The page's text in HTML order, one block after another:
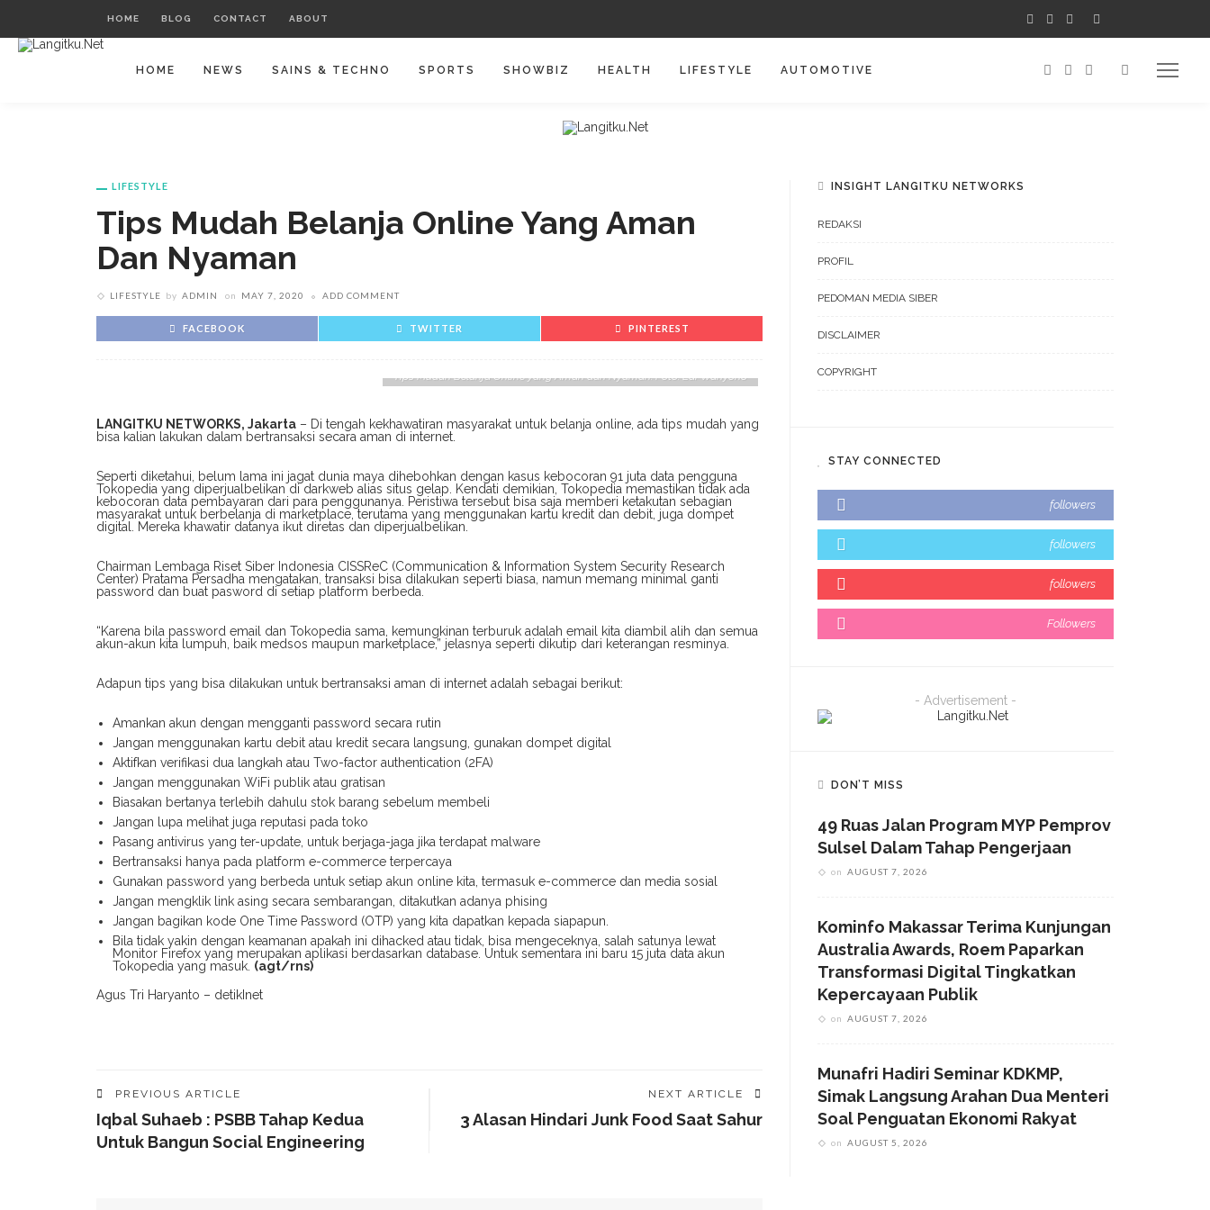
HOME BLOG CONTACT ABOUT
HOME NEWS SAINS & TECHNO SPORTS SHOWBIZ HEALTH LIFESTYLE AUTOMOTIVE
LIFESTYLE
Tips Mudah Belanja Online Yang Aman
Dan Nyaman
LIFESTYLE by ADMIN on MAY 7, 2020 ADD COMMENT
FACEBOOK TWITTER PINTEREST
Tips Mudah Belanja Online yang Aman dan Nyaman. Foto: Edi Wahyono
LANGITKU NETWORKS, Jakarta – Di tengah kekhawatiran masyarakat untuk belanja online, ada tips mudah yang
bisa kalian lakukan dalam bertransaksi secara aman di internet.
Seperti diketahui, belum lama ini jagat dunia maya dihebohkan dengan kasus kebocoran 91 juta data pengguna
Tokopedia yang diperjualbelikan di darkweb alias situs gelap. Kendati demikian, Tokopedia memastikan tidak ada
kebocoran data pembayaran dari para penggunanya. Peristiwa tersebut bisa saja memberi ketakutan sebagian
masyarakat untuk berbelanja di marketplace, terutama yang menggunakan kartu kredit dan debit, juga dompet
digital. Mereka khawatir datanya ikut diretas dan diperjualbelikan.
Chairman Lembaga Riset Siber Indonesia CISSReC (Communication & Information System Security Research
Center) Pratama Persadha mengatakan, transaksi bisa dilakukan seperti biasa, namun memang minimal ganti
password dan buat pasword di setiap platform berbeda.
“Karena bila password email dan Tokopedia sama, kemungkinan terburuk adalah email kita diambil alih dan semua
akun-akun kita lumpuh, baik medsos maupun marketplace,” jelasnya seperti dikutip dari keterangan resminya.
Adapun tips yang bisa dilakukan untuk bertransaksi aman di internet adalah sebagai berikut:
Amankan akun dengan mengganti password secara rutin
Jangan menggunakan kartu debit atau kredit secara langsung, gunakan dompet digital
Aktifkan verifikasi dua langkah atau Two-factor authentication (2FA)
Jangan menggunakan WiFi publik atau gratisan
Biasakan bertanya terlebih dahulu stok barang sebelum membeli
Jangan lupa melihat juga reputasi pada toko
Pasang antivirus yang ter-update, untuk berjaga-jaga jika terdapat malware
Bertransaksi hanya pada platform e-commerce terpercaya
Gunakan password yang berbeda untuk setiap akun online kita, termasuk e-commerce dan media sosial
Jangan mengklik link asing secara sembarangan, ditakutkan adanya phising
Jangan bagikan kode One Time Password (OTP) yang kita dapatkan kepada siapapun.
Bila tidak yakin dengan keamanan apakah ini dihacked atau tidak, bisa mengeceknya, salah satunya lewat
Monitor Firefox yang merupakan aplikasi berdasarkan database. Untuk sementara ini baru 15 juta data akun
Tokopedia yang masuk. (agt/rns)
Agus Tri Haryanto – detikInet
PREVIOUS ARTICLE
Iqbal Suhaeb : PSBB Tahap Kedua
Untuk Bangun Social Engineering
NEXT ARTICLE
3 Alasan Hindari Junk Food Saat Sahur
INSIGHT LANGITKU NETWORKS
REDAKSI
PROFIL
PEDOMAN MEDIA SIBER
DISCLAIMER
COPYRIGHT
STAY CONNECTED
followers
followers
followers
Followers
- Advertisement -
DON’T MISS
49 Ruas Jalan Program MYP Pemprov
Sulsel Dalam Tahap Pengerjaan
on AUGUST 7, 2026
Kominfo Makassar Terima Kunjungan
Australia Awards, Roem Paparkan
Transformasi Digital Tingkatkan
Kepercayaan Publik
on AUGUST 7, 2026
Munafri Hadiri Seminar KDKMP,
Simak Langsung Arahan Dua Menteri
Soal Penguatan Ekonomi Rakyat
on AUGUST 5, 2026